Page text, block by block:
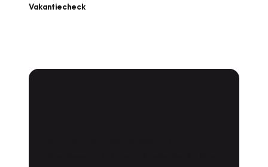
Vakantiecheck